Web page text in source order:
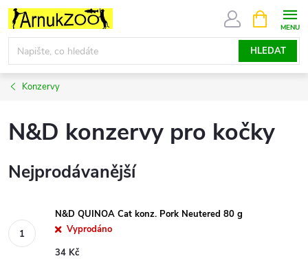
Přejít
obsah
HLEDAT
NÁKUPNÍ
KOŠÍK
Konzervy
N&D konzervy pro kočky
Nejprodávanější
N&D QUINOA Cat konz. Pork Neutered 80 g
Vyprodáno
34 Kč